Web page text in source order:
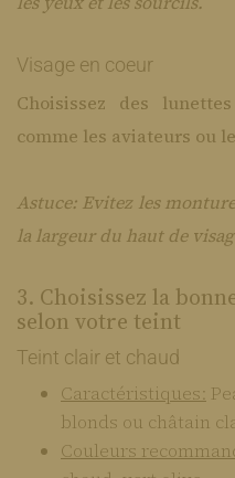
Visage en coeur
Choisissez des
comme les aviateurs ou
Astuce: Evitez les
la largeur du haut de
3. Choisissez la
selon votre teint
Teint clair et chaud
Caractéristiques:
blonds ou châtain
Couleurs